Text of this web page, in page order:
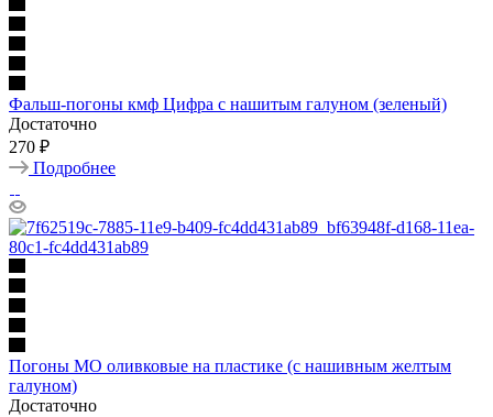
Фальш-погоны кмф Цифра с нашитым галуном (зеленый)
Достаточно
270 ₽
Подробнее
Погоны МО оливковые на пластике (с нашивным желтым
галуном)
Достаточно